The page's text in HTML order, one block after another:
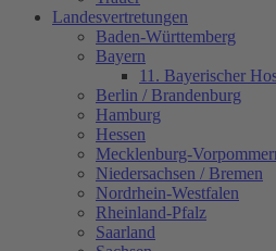
Landesvertretungen
Baden-Württemberg
Bayern
11. Bayerischer
Berlin / Brandenburg
Hamburg
Hessen
Mecklenburg-
Niedersachsen / Bremen
Nordrhein-Westfalen
Rheinland-Pfalz
Saarland